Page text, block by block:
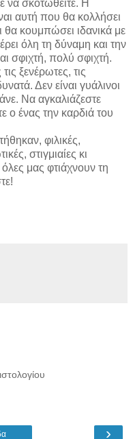
να σκοτωθείτε. Η
αυτή που θα κολλήσει
κουμπώσει ιδανικά με
όλη τη δύναμη και την
σφιχτή, πολύ σφιχτή.
ξενέρωτες, τις
Δεν είναι γυάλινοι
Να αγκαλιάζεστε
ο ένας την καρδιά του
φιλικές,
στιγμιαίες κι
μας φτιάχνουν τη
›